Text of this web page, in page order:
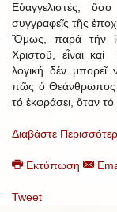
Εὐαγγελιστές, ὅσο
συγγραφεῖς τῆς
Ὅμως, παρά τήν
Χριστοῦ, εἶναι
λογική δέν μπορεῖ
πῶς ὁ Θεάνθρωπος
τό ἐκφράσει, ὅταν τό
Διαβάστε
Εκτύπωση
Tweet